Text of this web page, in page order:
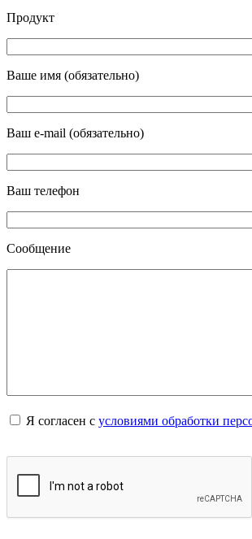
Продукт
Ваше имя (обязательно)
Ваш e-mail (обязательно)
Ваш телефон
Сообщение
Я согласен с условиями обработки